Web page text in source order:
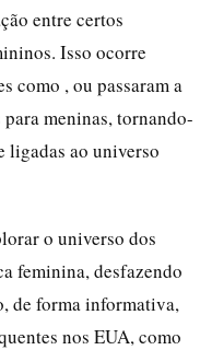
entre certos
Isso ocorre
como , ou passaram a
meninas, tornando-
ligadas ao universo
o universo dos
feminina, desfazendo
de forma informativa,
nos EUA, como